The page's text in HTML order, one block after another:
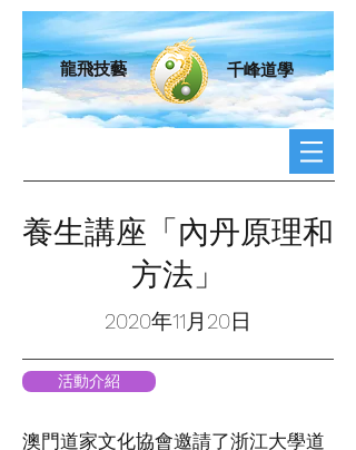
龍飛技藝 千峰道學
養生講座「內丹原理和
方法」
2020年11月20日
活動介紹
澳門道家文化協會邀請了浙江大學道